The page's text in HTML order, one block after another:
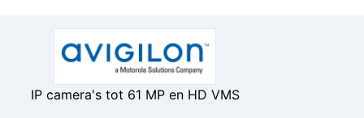
IP camera's tot 61 MP en HD VMS